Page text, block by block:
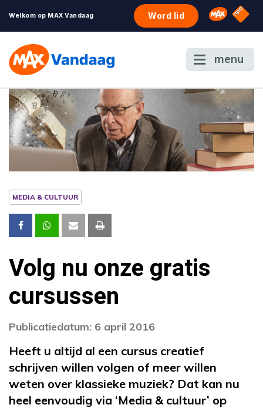
Welkom op MAX Vandaag Word lid Omroep
NPO
menu
MEDIA & CULTUUR
Volg nu onze gratis
cursussen
Publicatiedatum: 6 april 2016
Heeft u altijd al een cursus creatief
schrijven willen volgen of meer willen
weten over klassieke muziek? Dat kan nu
heel eenvoudig via ‘Media & cultuur’ op